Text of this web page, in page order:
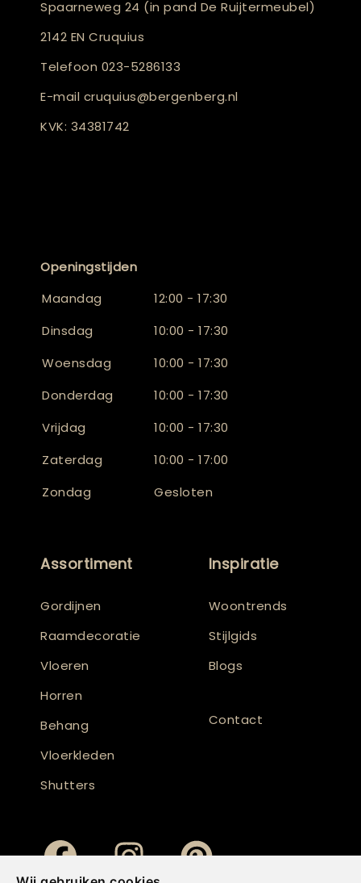
Spaarneweg 24 (in pand De Ruijtermeubel)
2142 EN Cruquius
Telefoon 023-5286133
E-mail cruquius@bergenberg.nl
KVK: 34381742
Openingstijden
Maandag
12:00 - 17:30
Dinsdag
10:00 - 17:30
Woensdag
10:00 - 17:30
Donderdag
10:00 - 17:30
Vrijdag
10:00 - 17:30
Zaterdag
10:00 - 17:00
Zondag
Gesloten
Assortiment
Gordijnen
Raamdecoratie
Vloeren
Horren
Behang
Vloerkleden
Shutters
Inspiratie
Woontrends
Stijlgids
Blogs
Contact